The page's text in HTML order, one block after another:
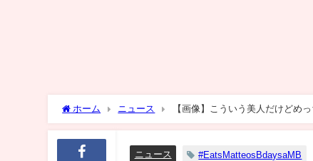
ホーム ニュース 【画像】こういう美人だけどめ
ニュース #EatsMatteosBdaysaMB